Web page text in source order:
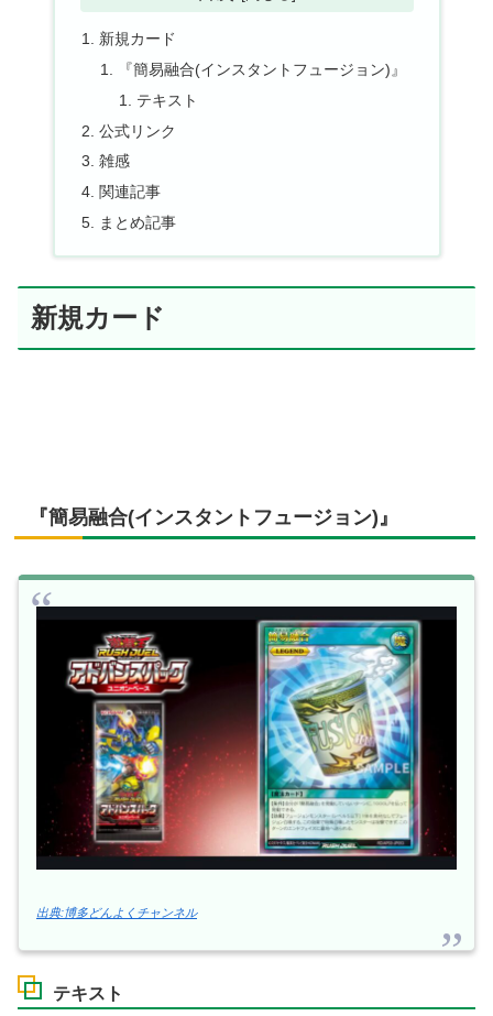
新規カード
『簡易融合(インスタントフュージョン)』
テキスト
公式リンク
雑感
関連記事
まとめ記事
新規カード
『簡易融合(インスタントフュージョン)』
出典:博多どんよくチャンネル
テキスト